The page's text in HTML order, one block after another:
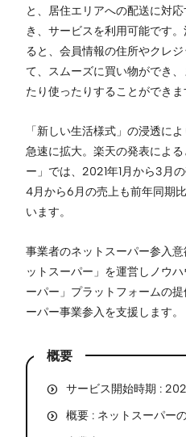
と、居住エリアへの配送に対
き、サービスを利用可能です
ると、会員情報の住所やクレ
て、スムーズに買い物ができ
たり使ったりすることができま
「新しい生活様式」の浸透に
急速に拡大。楽天の発表によ
ー」では、2021年1月から3月
4月から6月の売上も前年同期
います。
事業者のネットスーパー参入
ットスーパー」を運営しノウ
ーパー」プラットフォームの
ーパー事業参入を支援します。
概要
サービス開始時期 :
概要 : ネットスーパー